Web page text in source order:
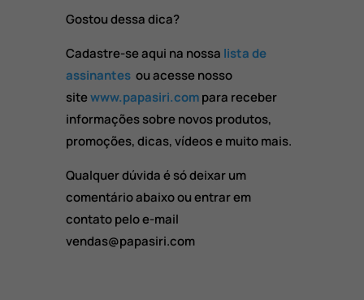
Gostou dessa dica?
Cadastre-se aqui na nossa lista de
assinantesou acesse nosso
sitewww.papasiri.compara receber
informações sobre novos produtos,
promoções, dicas, vídeos e muito mais.
Qualquer dúvida é só deixar um
comentário abaixo ou entrar em
contato pelo e-mail
vendas@papasiri.com